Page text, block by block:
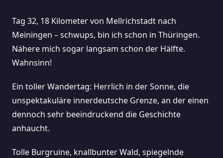
Tag 32, 18 Kilometer von Mellrichstadt nach
Meiningen – schwups, bin ich schon in Thüringen.
Nähere mich sogar langsam schon der Hälfte.
Wahnsinn!
Ein toller Wandertag: Herrlich in der Sonne, die
unspektakuläre innerdeutsche Grenze, an der einen
dennoch sehr beeindruckend die Geschichte
anhaucht.
Tolle Burgruine, knallbunter Wald, spiegelnde